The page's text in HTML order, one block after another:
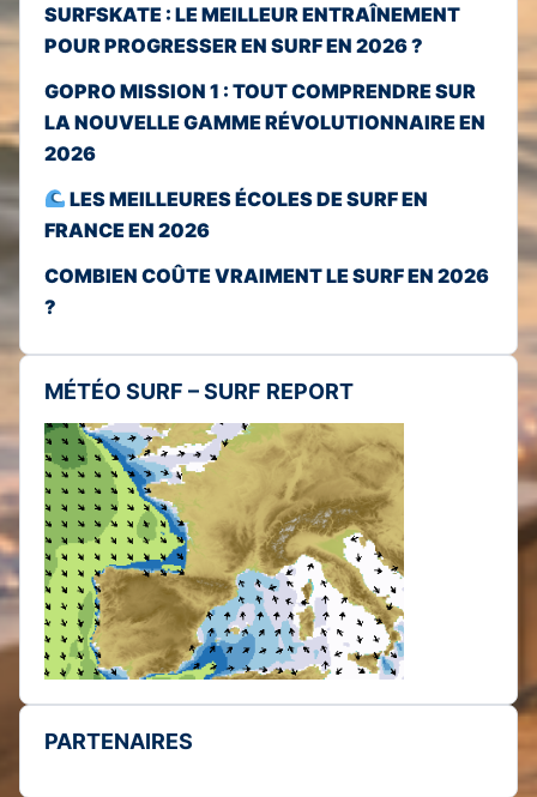
SURFSKATE : LE MEILLEUR ENTRAÎNEMENT
POUR PROGRESSER EN SURF EN 2026 ?
GOPRO MISSION 1 : TOUT COMPRENDRE SUR
LA NOUVELLE GAMME RÉVOLUTIONNAIRE EN
2026
LES MEILLEURES ÉCOLES DE SURF EN
FRANCE EN 2026
COMBIEN COÛTE VRAIMENT LE SURF EN 2026
?
MÉTÉO SURF – SURF REPORT
PARTENAIRES